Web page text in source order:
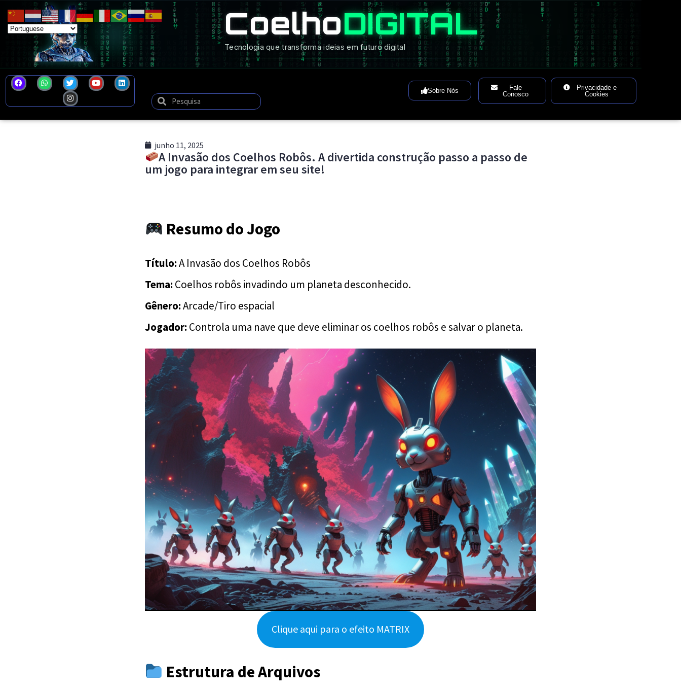
CoelhoDIGITAL
Tecnologia que transforma ideias em futuro digital
Sobre Nós
Fale
Conosco
Privacidade e
Cookies
junho 11, 2025
A Invasão dos Coelhos Robôs. A divertida construção passo a passo de
um jogo para integrar em seu site!
Resumo do Jogo
Título:A Invasão dos Coelhos Robôs
Tema: Coelhos robôs invadindo um planeta desconhecido.
Gênero:Arcade/Tiro espacial
Jogador: Controla uma nave que deve eliminar os coelhos robôs e salvar o planeta.
Clique aqui para o efeito MATRIX
Estrutura de Arquivos